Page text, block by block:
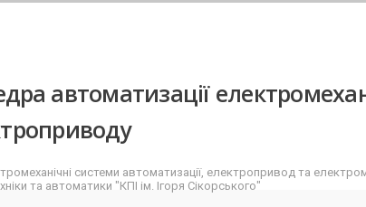
автоматизації
системи автоматизації, електропривод та
та автоматики "КПІ ім. Ігоря Сікорського"